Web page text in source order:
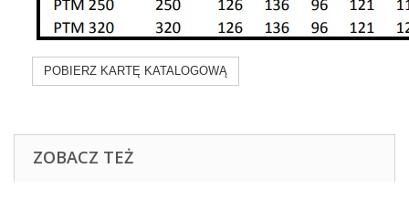
POBIERZ KARTĘ KATALOGOWĄ
ZOBACZ TEŻ